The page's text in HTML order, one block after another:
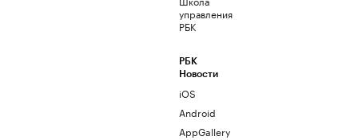
управления
РБК
РБК
Новости
iOS
Android
AppGallery